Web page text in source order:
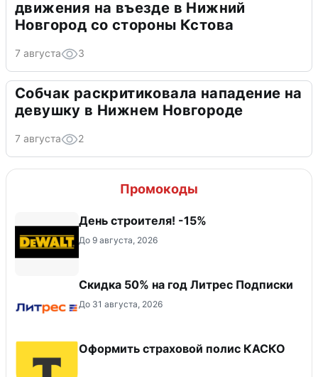
движения на въезде в Нижний
Новгород со стороны Кстова
7 августа 3
Собчак раскритиковала нападение на
девушку в Нижнем Новгороде
7 августа 2
Промокоды
День строителя! -15%
До 9 августа, 2026
Скидка 50% на год Литрес Подписки
До 31 августа, 2026
Оформить страховой полис КАСКО